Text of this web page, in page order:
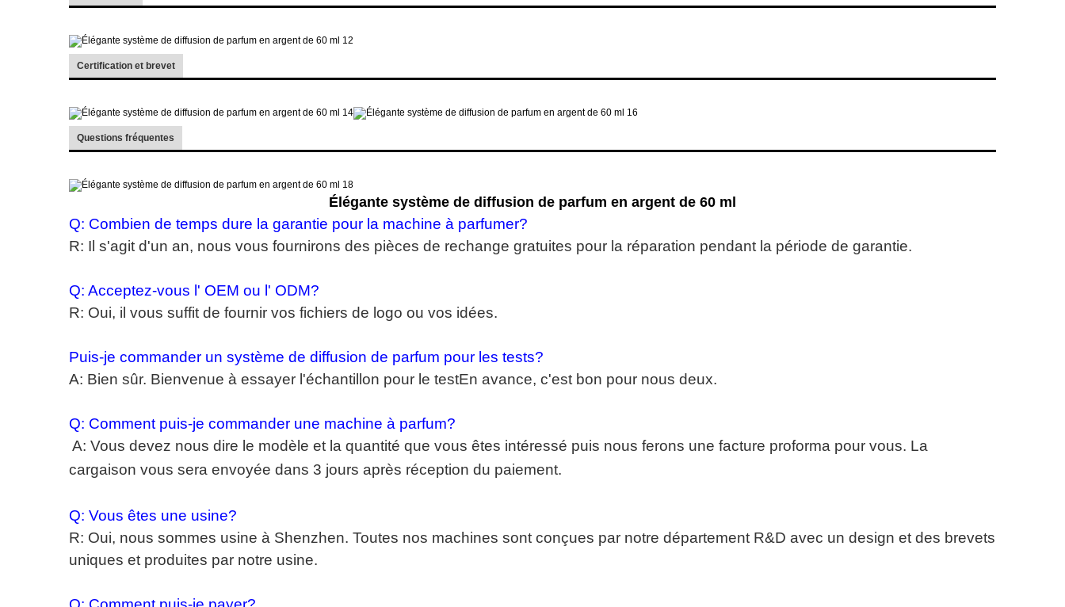
Certification et brevet
Questions fréquentes
Élégante système de diffusion de parfum en argent de 60 ml
Q: Combien de temps dure la garantie pour la machine à parfumer?
R: Il s'agit d'un an, nous vous fournirons des pièces de rechange gratuites pour la réparation pendant la période de garantie.
Q: Acceptez-vous l' OEM ou l' ODM?
R: Oui, il vous suffit de fournir vos fichiers de logo ou vos idées.
Puis-je commander un système de diffusion de parfum pour les tests?
A: Bien sûr. Bienvenue à essayer l'échantillon pour le testEn avance, c'est bon pour nous deux.
Q: Comment puis-je commander une machine à parfum?
A: Vous devez nous dire le modèle et la quantité que vous êtes intéressé puis nous ferons une facture proforma pour vous. La
cargaison vous sera envoyée dans 3 jours après réception du paiement.
Q: Vous êtes une usine?
R: Oui, nous sommes usine à Shenzhen. Toutes nos machines sont conçues par notre département R&D avec un design et des brevets
uniques et produites par notre usine.